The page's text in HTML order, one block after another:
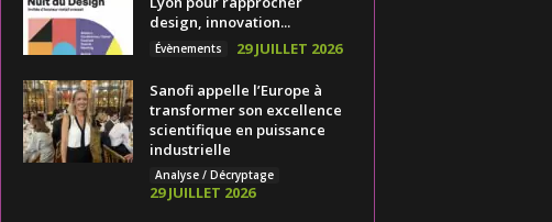
design, innovation...
Évènements 29 JUILLET 2026
Sanofi appelle l’Europe à
transformer son excellence
scientifique en puissance
industrielle
Analyse / Décryptage
29 JUILLET 2026